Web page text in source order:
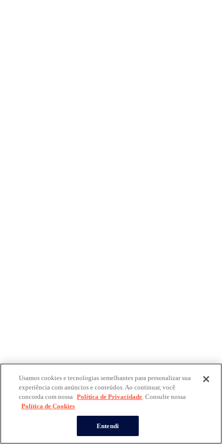
Usamos cookies e tecnologias semelhantes para personalizar sua
experiência com anúncios e conteúdos. Ao continuar, você
concorda com nossa Política de Privacidade. Consulte nossa
Política de Cookies
Entendi